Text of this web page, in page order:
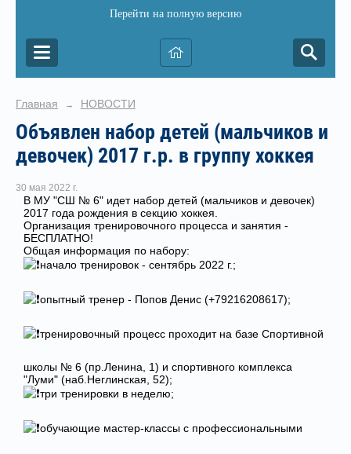
Перейти на полную версию
Главная → НОВОСТИ
Объявлен набор детей (мальчиков и
девочек) 2017 г.р. в группу хоккея
30 мая 2022 г.
В МУ "СШ № 6" идет набор детей (мальчиков и девочек)
2017 года рождения в секцию хоккея.
Организация тренировочного процесса и занятия -
БЕСПЛАТНО!
Общая информация по набору:
начало тренировок - сентябрь 2022 г.;
опытный тренер - Попов Денис (+79216208617);
тренировочный процесс проходит на базе Спортивной
школы № 6 (пр.Ленина, 1) и спортивного комплекса
"Луми" (наб.Неглинская, 52);
три тренировки в неделю;
обучающие мастер-классы с профессиональными